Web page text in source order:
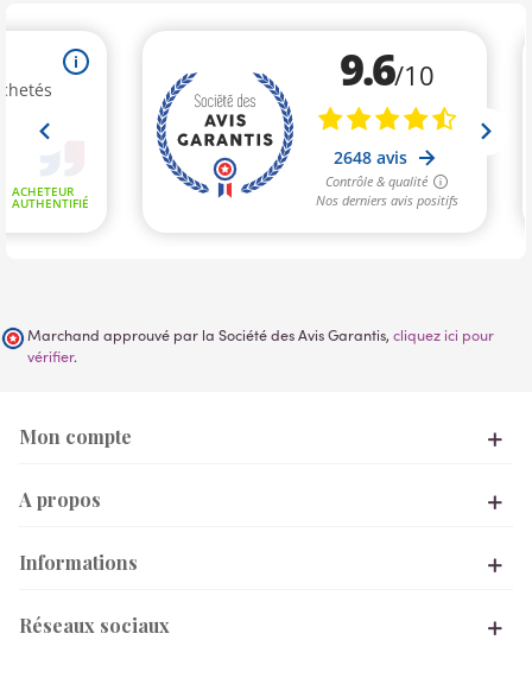
Marchand approuvé par la Société des Avis Garantis, cliquez ici pour
vérifier.
Mon compte
A propos
Informations
Réseaux sociaux